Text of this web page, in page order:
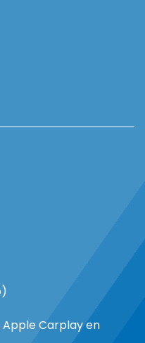
Apple Carplay en